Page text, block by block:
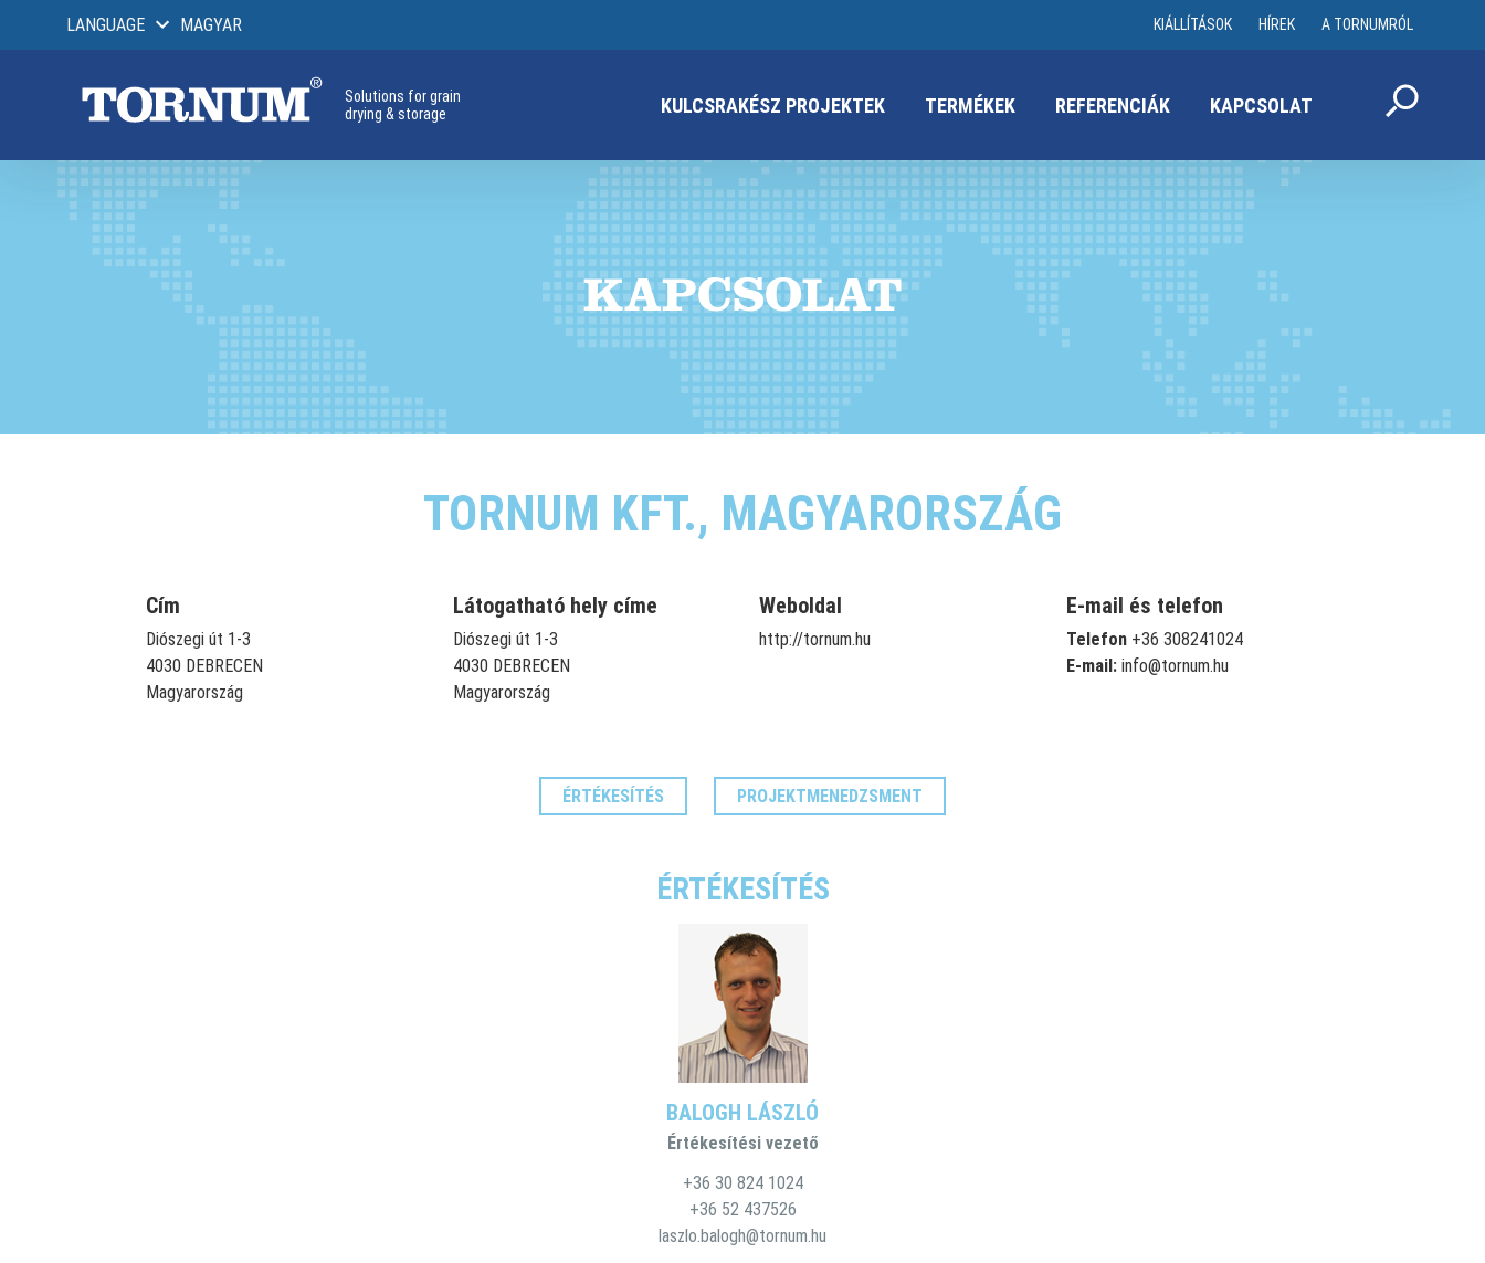
LANGUAGE MAGYAR KIÁLLÍTÁSOK HÍREK A TORNUMRÓL
Solutions for grain
drying & storage
KULCSRAKÉSZ PROJEKTEK TERMÉKEK REFERENCIÁK KAPCSOLAT
KAPCSOLAT
TORNUM KFT., MAGYARORSZÁG
Cím
Diószegi út 1-3
4030 DEBRECEN
Magyarország
Látogatható hely címe
Diószegi út 1-3
4030 DEBRECEN
Magyarország
Weboldal
http://tornum.hu
E-mail és telefon
Telefon +36 308241024
E-mail: info@tornum.hu
ÉRTÉKESÍTÉS PROJEKTMENEDZSMENT
ÉRTÉKESÍTÉS
BALOGH LÁSZLÓ
Értékesítési vezető
+36 30 824 1024
+36 52 437526
laszlo.balogh@tornum.hu